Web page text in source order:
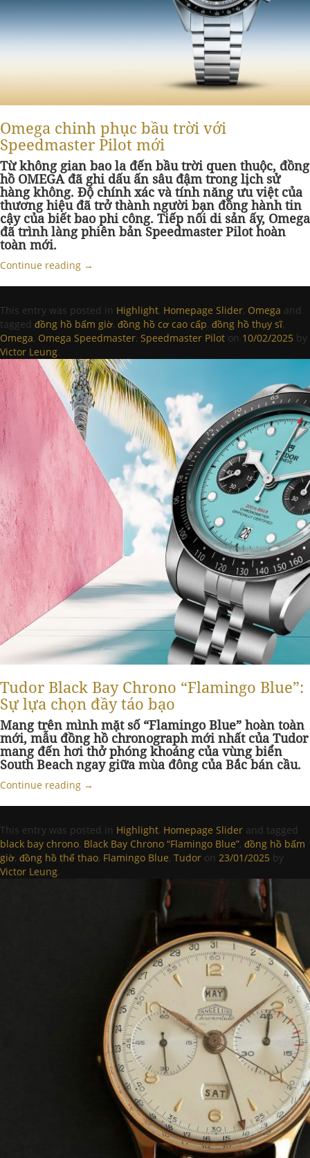
Omega chinh phục bầu trời với
Speedmaster Pilot mới
Từ không gian bao la đến bầu trời quen thuộc, đồng
hồ OMEGA đã ghi dấu ấn sâu đậm trong lịch sử
hàng không. Độ chính xác và tính năng ưu việt của
thương hiệu đã trở thành người bạn đồng hành tin
cậy của biết bao phi công. Tiếp nối di sản ấy, Omega
đã trình làng phiên bản Speedmaster Pilot hoàn
toàn mới.
Continue reading →
This entry was posted in Highlight, Homepage Slider, Omega and
tagged đồng hồ bấm giờ, đồng hồ cơ cao cấp, đồng hồ thụy sĩ,
Omega, Omega Speedmaster, Speedmaster Pilot on 10/02/2025 by
Victor Leung.
Tudor Black Bay Chrono “Flamingo Blue”:
Sự lựa chọn đầy táo bạo
Mang trên mình mặt số “Flamingo Blue” hoàn toàn
mới, mẫu đồng hồ chronograph mới nhất của Tudor
mang đến hơi thở phóng khoáng của vùng biển
South Beach ngay giữa mùa đông của Bắc bán cầu.
Continue reading →
This entry was posted in Highlight, Homepage Slider and tagged
black bay chrono, Black Bay Chrono “Flamingo Blue”, đồng hồ bấm
giờ, đồng hồ thể thao, Flamingo Blue, Tudor on 23/01/2025 by
Victor Leung.